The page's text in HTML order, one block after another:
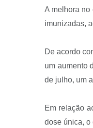
A melhora
imunizadas,
De acordo
um aumento
de julho, um
Em relação
dose única, o